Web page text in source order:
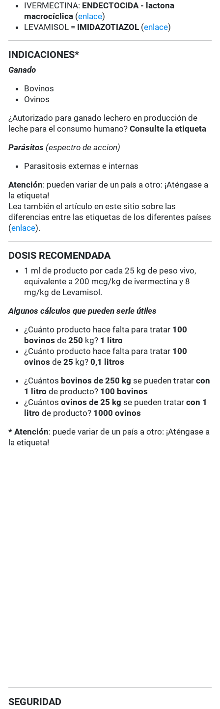
IVERMECTINA: ENDECTOCIDA - lactona
macrocíclica (enlace)
LEVAMISOL = IMIDAZOTIAZOL (enlace)
INDICACIONES*
Ganado
Bovinos
Ovinos
¿Autorizado para ganado lechero en producción de
leche para el consumo humano?Consulte la etiqueta
Parásitos (espectro de accion)
Parasitosis externas e internas
Atención: pueden variar de un país a otro: ¡Aténgase a
la etiqueta!
Lea también el artículo en este sitio sobre las
diferencias entre las etiquetas de los diferentes países
(enlace).
DOSIS RECOMENDADA
1 ml de producto por cada 25 kg de peso vivo,
equivalente a 200 mcg/kg de ivermectina y 8
mg/kg de Levamisol.
Algunos cálculos que pueden serle útiles
¿Cuánto producto hace falta para tratar 100
bovinosde 250 kg? 1 litro
¿Cuánto producto hace falta para tratar 100
ovinosde 25 kg?0,1 litros
¿Cuántos bovinos de 250 kg se pueden tratarcon
1 litro de producto? 100 bovinos
¿Cuántosovinos de 25 kg se pueden tratarcon 1
litro de producto? 1000 ovinos
* Atención: puede variar de un país a otro: ¡Aténgase a
la etiqueta!
SEGURIDAD